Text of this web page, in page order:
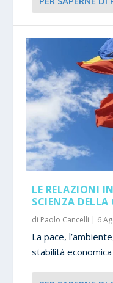
LE RELAZIONI
SCIENZA DELLA
di Paolo Cancelli | 6
La pace,
stabilità